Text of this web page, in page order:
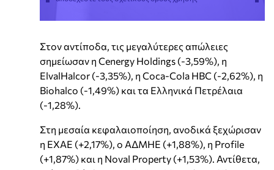
Στον αντίποδα, τις μεγαλύτερες απώλειες
σημείωσαν η Cenergy Holdings (-3,59%), η
ElvalHalcor (-3,35%), η Coca-Cola HBC (-2,62%), η
Biohalco (-1,49%) και τα Ελληνικά Πετρέλαια
(-1,28%).
Στη μεσαία κεφαλαιοποίηση, ανοδικά ξεχώρισαν
η ΕΧΑΕ (+2,17%), ο ΑΔΜΗΕ (+1,88%), η Profile
(+1,87%) και η Noval Property (+1,53%). Αντίθετα,